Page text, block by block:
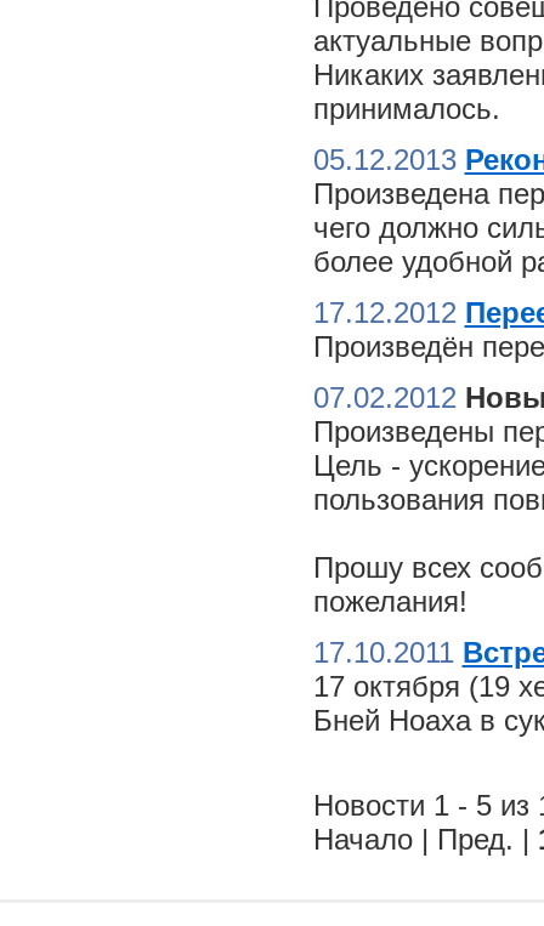
Проведено
актуальные
Никаких
принималось.
05.12.2013
Произведена
чего должно
более удобной
17.12.2012
Произведён
07.02.2012
Произведены
Цель -
пользования
Прошу всех
пожелания!
17.10.2011
17 октября (19
Бней Ноаха в
Новости 1 - 5 из
Начало | Пред. |